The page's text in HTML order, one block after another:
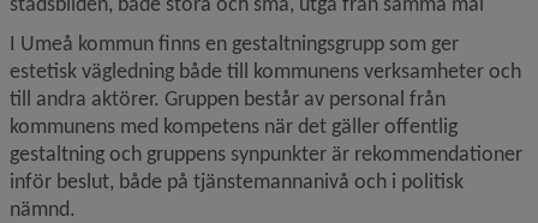
I Umeå kommun finns en gestaltningsgrupp som ger
estetisk vägledning både till kommunens verksamheter och
till andra aktörer. Gruppen består av personal från
kommunens med kompetens när det gäller offentlig
gestaltning och gruppens synpunkter är rekommendationer
inför beslut, både på tjänstemannanivå och i politisk
nämnd.